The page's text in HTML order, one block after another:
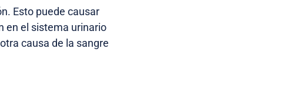
Esto puede causar
en el sistema urinario
causa de la sangre